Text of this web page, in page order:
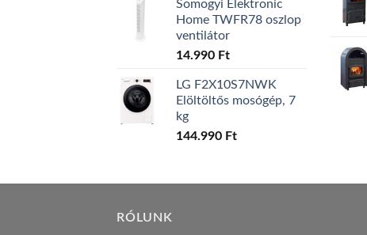
Somogyi Elektronic
Home TWFR78 oszlop
ventilátor
14.990 Ft
LG F2X10S7NWK
Elöltöltős mosógép, 7
kg
144.990 Ft
RÓLUNK